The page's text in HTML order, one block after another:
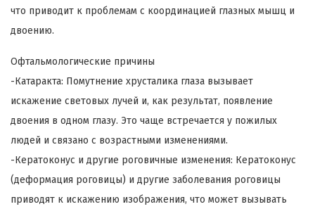
что приводит к проблемам с координацией глазных мышц и
двоению.
Офтальмологические причины
-Катаракта: Помутнение хрусталика глаза вызывает
искажение световых лучей и, как результат, появление
двоения в одном глазу. Это чаще встречается у пожилых
людей и связано с возрастными изменениями.
-Кератоконус и другие роговичные изменения: Кератоконус
(деформация роговицы) и другие заболевания роговицы
приводят к искажению изображения, что может вызывать